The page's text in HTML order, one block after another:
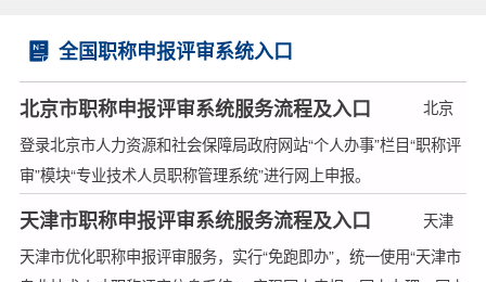
全国职称申报评审系统入口
北京市职称申报评审系统服务流程及入口
北京
登录北京市人力资源和社会保障局政府网站“个人办事”栏目“职称评
审”模块“专业技术人员职称管理系统”进行网上申报。
天津市职称申报评审系统服务流程及入口
天津
天津市优化职称申报评审服务，实行“免跑即办”，统一使用“天津市